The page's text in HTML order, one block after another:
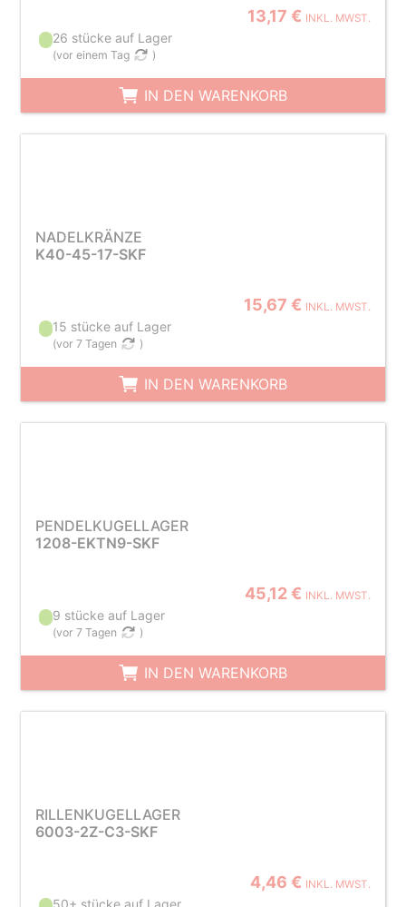
13,17 € INKL. MWST.
26 stücke auf Lager
(vor einem Tag )
IN DEN WARENKORB
NADELKRÄNZE
K40-45-17-SKF
15,67 € INKL. MWST.
15 stücke auf Lager
(vor 7 Tagen )
IN DEN WARENKORB
PENDELKUGELLAGER
1208-EKTN9-SKF
45,12 € INKL. MWST.
9 stücke auf Lager
(vor 7 Tagen )
IN DEN WARENKORB
RILLENKUGELLAGER
6003-2Z-C3-SKF
4,46 € INKL. MWST.
50+ stücke auf Lager